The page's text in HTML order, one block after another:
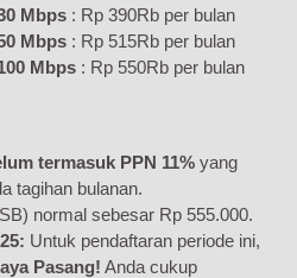
Mbps : Rp 390Rb per bulan
Mbps : Rp 515Rb per bulan
Mbps : Rp 550Rb per bulan
termasuk PPN 11% yang
tagihan bulanan.
normal sebesar Rp 555.000.
Untuk pendaftaran periode ini,
Pasang! Anda cukup